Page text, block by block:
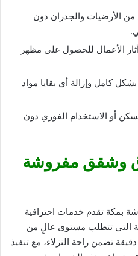
من الأرضيات والجدران دون
الأعمال للحصول على مظهر
كامل وإزالة أي بقايا مواد
أو الاستخدام الفوري دون
وشقق مفروشة
بمكة تقدم خدمات احترافية
التي تتطلب مستوى عالٍ من
تضمن راحة النزلاء، مع تنفيذ